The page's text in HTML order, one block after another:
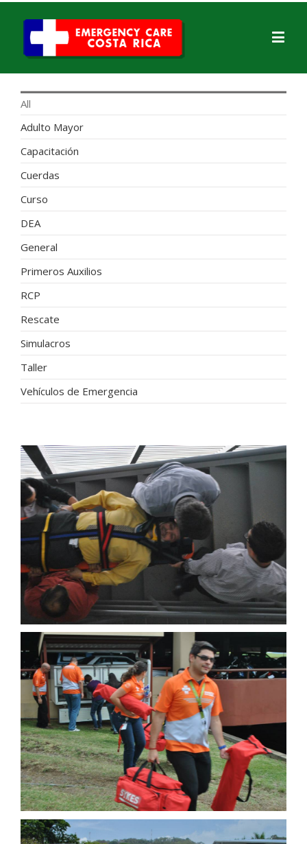
All
Adulto Mayor
Capacitación
Cuerdas
Curso
DEA
General
Primeros Auxilios
RCP
Rescate
Simulacros
Taller
Vehículos de Emergencia